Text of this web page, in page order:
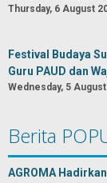
Thursday, 6 August
Festival Budaya
Guru PAUD dan
Wednesday, 5
Berita
AGROMA